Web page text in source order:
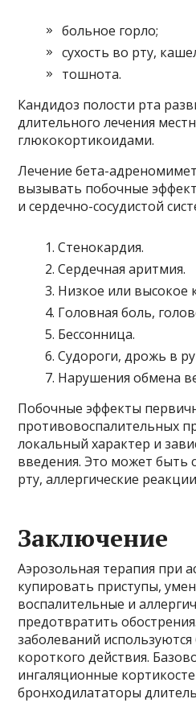
больное горло;
сухость во рту,
тошнота.
Кандидоз полости рта
длительного лечения
глюкокортикоидами.
Лечение бета-
вызывать побочные
и сердечно-сосудистой
Стенокардия.
Сердечная аритмия.
Низкое или высокое
Головная боль,
Бессонница.
Судороги, дрожь в
Нарушения обмена
Побочные эффекты
противовоспалительных
локальный характер и
введения. Это может быть
рту, аллергические
Заключение
Аэрозольная терапия при
купировать приступы,
воспалительные и
предотвратить
заболеваний
короткого действия.
ингаляционные
бронходилататоры